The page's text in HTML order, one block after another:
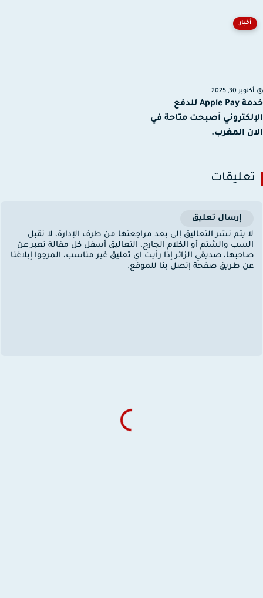
أخبار
30, 2025
خدمة Apple Pay للدفع
أصبحت متاحة في
المغرب.
إرسال تعليق
يتم نشر التعاليق إلى بعد مراجعتها من طرف الإدارة، لا نقبل
والشتم أو الكلام الجارح، التعاليق أسفل كل مقالة تعبر عن
صديقي الزائر إذا رأيت اي تعليق غير مناسب، المرجوا إبلاغنا
طريق صفحة إتصل بنا للموقع.